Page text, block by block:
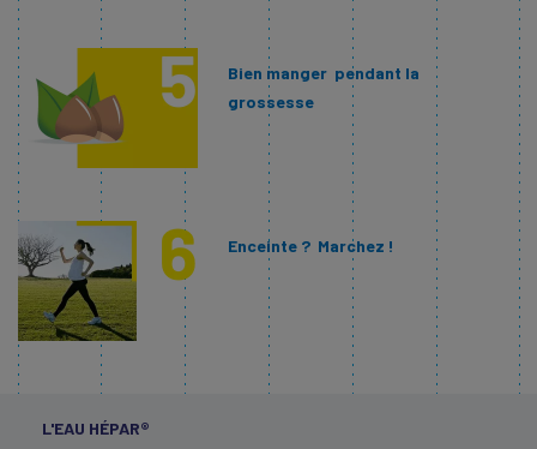
Bien manger pendant la
grossesse
Enceinte ? Marchez !
L'EAU HÉPAR®